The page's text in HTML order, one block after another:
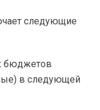
следующие
бюджетов
в следующей